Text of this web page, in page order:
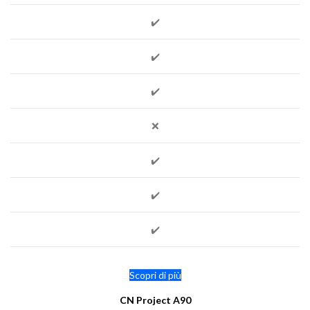
✔️
✔️
✔️
❌
✔️
✔️
✔️
Scopri di più
CN Project A90